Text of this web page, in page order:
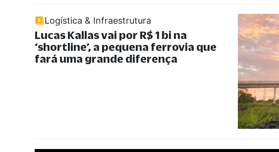
Logística & Infraestrutura
Lucas Kallas vai por R$ 1 bi na
‘shortline’, a pequena ferrovia que
fará uma grande diferença